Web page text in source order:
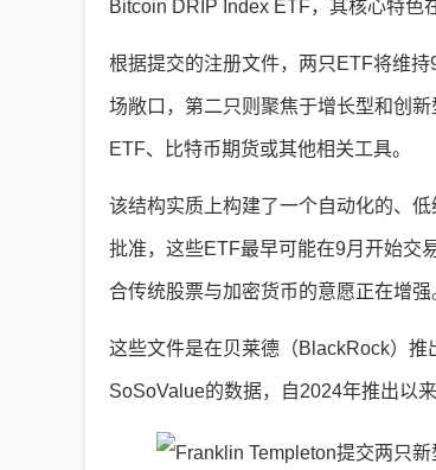
Bitcoin DRIP Index ETF，其核心特色
根据提交的注册文件，两只ETF将维
场敞口，第二只则聚焦于增长型和创
ETF、比特币期货或其他相关工具。
该结构实质上构建了一个自动化的、
批准，这些ETF最早可能在9月开始交
合传统股票与加密货币的意愿正在增强
这些文件是在贝莱德（BlackRock）
SoSoValue的数据，自2024年推出以